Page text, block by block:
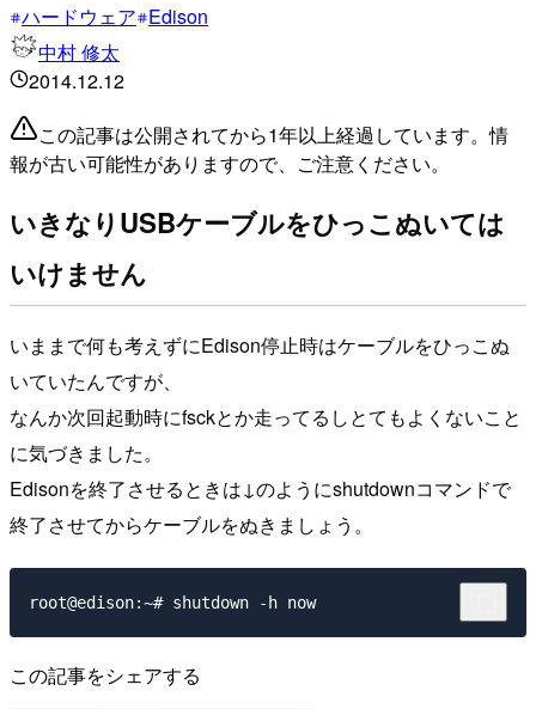
ハードウェア Edison
中村 修太
2014.12.12
この記事は公開されてから1年以上経過しています。情
報が古い可能性がありますので、ご注意ください。
いきなりUSBケーブルをひっこぬいては
いけません
いままで何も考えずにEdison停止時はケーブルをひっこぬ
いていたんですが、
なんか次回起動時にfsckとか走ってるしとてもよくないこと
に気づきました。
Edisonを終了させるときは↓のようにshutdownコマンドで
終了させてからケーブルをぬきましょう。
この記事をシェアする